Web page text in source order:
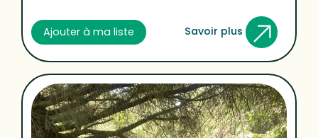
Ajouter à ma liste Savoir plus